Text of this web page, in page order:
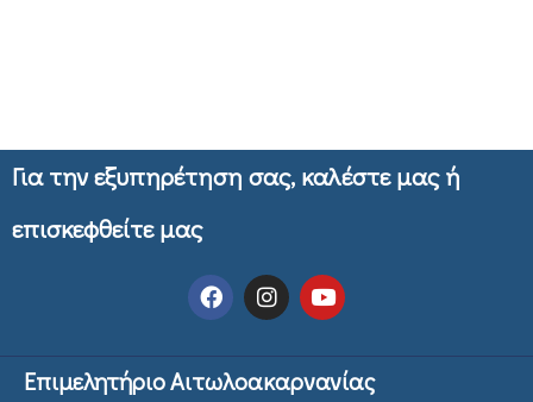
Για την εξυπηρέτηση σας, καλέστε μας ή
επισκεφθείτε μας
Επιμελητήριο Αιτωλοακαρνανίας